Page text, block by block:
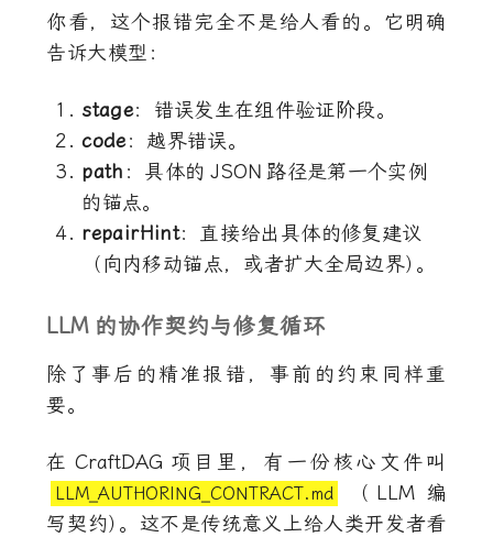
你看，这个报错完全不是给人看的。它明确
告诉大模型：
stage：错误发生在组件验证阶段。
code：越界错误。
path ：具体的 JSON 路径是第一个实例
的锚点。
repairHint：直接给出具体的修复建议
（向内移动锚点，或者扩大全局边界）
。
LLM 的协作契约与修复循环
除了事后的精准报错，事前的约束同样重
要。
在 CraftDAG 项目里，有一份核心文件叫
LLM_AUTHORING_CONTRACT.md （ LLM 编
写契约）。这不是传统意义上给人类开发者看